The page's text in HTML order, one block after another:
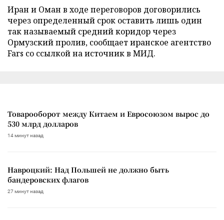
Иран и Оман в ходе переговоров договорились
через определенный срок оставить лишь один
так называемый средний коридор через
Ормузский пролив, сообщает иранское агентство
Fars со ссылкой на источник в МИД.
Товарооборот между Китаем и Евросоюзом вырос до
530 млрд долларов
14 минут назад
Навроцкий: Над Польшей не должно быть
бандеровских флагов
27 минут назад